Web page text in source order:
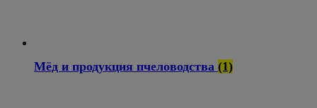
Мёд и продукция пчеловодства (1)